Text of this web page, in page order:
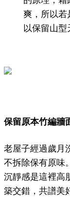
爽，所以若
以保留山型
保留原本竹編牆
老屋子經過歲月
不拆除保有原味
沉靜感是這裡高
築交錯，共譜美